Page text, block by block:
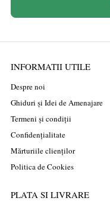
INFORMATII UTILE
Despre noi
Ghiduri și Idei de Amenajare
Termeni și condiții
Confidențialitate
Mărturiile clienților
Politica de Cookies
PLATA SI LIVRARE